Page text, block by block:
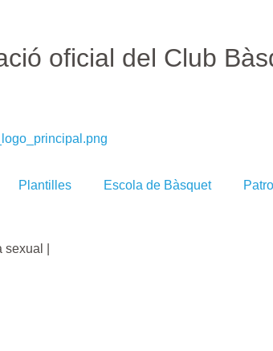
oficial del Club
Plantilles Escola de Bàsquet
|